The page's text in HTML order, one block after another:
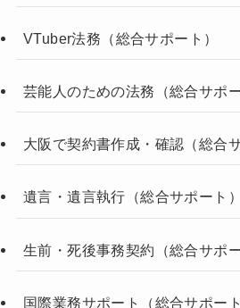
VTuber法務（総合サポート）
芸能人のための法務（総合サポー
大阪で契約書作成・確認（総合
遺言・遺言執行（総合サポート）
生前・死後事務契約（総合サポー
国際業務サポート（総合サポート